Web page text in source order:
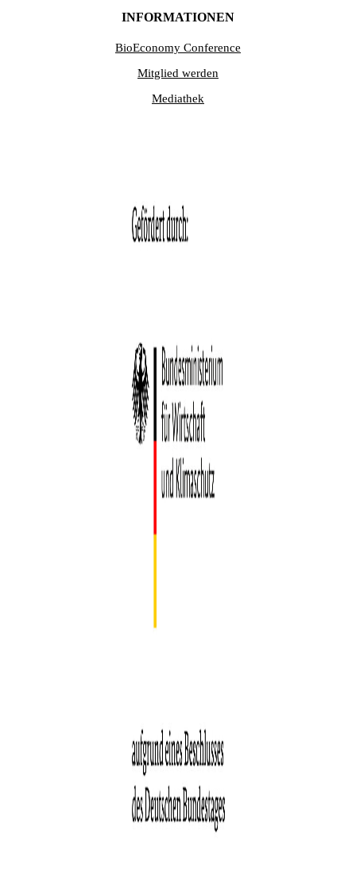
INFORMATIONEN
BioEconomy Conference
Mitglied werden
Mediathek